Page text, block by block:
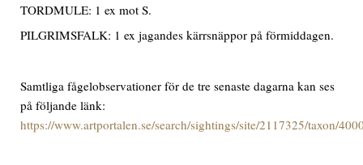
TORDMULE: 1 ex mot S.
PILGRIMSFALK: 1 ex jagandes kärrsnäppor på förmiddagen.
Samtliga fågelobservationer för de tre senaste dagarna kan ses
på följande länk:
https://www.artportalen.se/search/sightings/site/2117325/taxon/